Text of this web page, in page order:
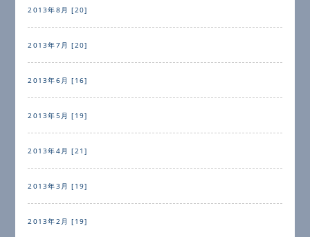
2013年8月 [20]
2013年7月 [20]
2013年6月 [16]
2013年5月 [19]
2013年4月 [21]
2013年3月 [19]
2013年2月 [19]